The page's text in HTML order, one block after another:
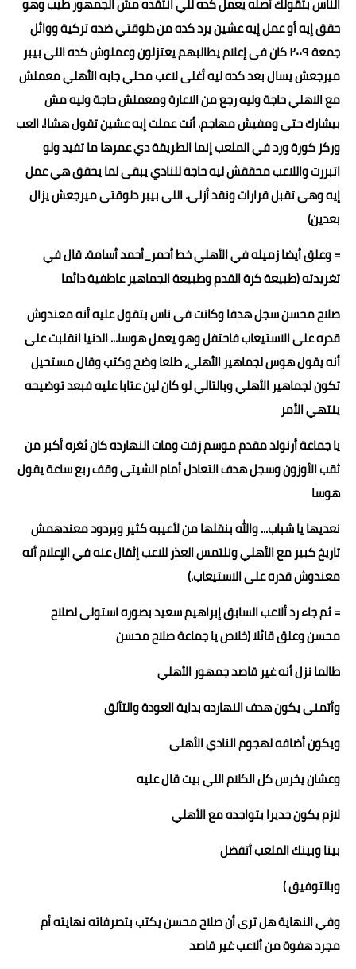
الناس بتقولك أصله يعمل كده للي انتقده مش الجمهور طيب وهو
حقق إيه أو عمل إيه عشين يرد كده من دلوقتي ضده تركية ووائل
جمعة ٢٠٠٩ كان في إعلام يطالبهم يعتزلون وعملوش كده اللي بيبر
ميرجعش يسال بعد كده ليه أغلى لاعب محلي جابه الأهلي معملش
مع الاهلي حاجة وليه رجع من الاعارة ومعملش حاجة وليه مش
بيشارك حتى ومفيش مهاجم. أنت عملت إيه عشين تقول هشا!. العب
وركز كورة ورد في الملعب إنما الطريقة دي عمرها ما تفيد ولو
اتبررت واللاعب محققش ليه حاجة للنادي يبقى لما يحقق هي عمل
إيه وهي تقبل قرارات ونقد أزلي. اللي بيبر دلوقتي ميرجعش يزال
بعدين)
= وعلق أيضا زميله في الأهلي خط أحمر_أحمد أسامة. قال في
تغريدته (طبيعة كرة القدم وطبيعة الجماهير عاطفية دائما
صلاح محسن سجل هدفا وكانت في ناس بتقول عليه أنه معندوش
قدره على الاستيعاب فاحتفل وهو يعمل هوسا... الدنيا انقلبت على
أنه يقول هوس لجماهير الأهلي، طلعا وضح وكتب وقال مستحيل
تكون لجماهير الأهلي وبالتالي لو كان لين عتابا عليه فبعد توضيحه
ينتهي الأمر
يا جماعة أرنولد مقدم موسم زفت ومات النهارده كان ثغره أكبر من
ثقب الأوزون وسجل هدف التعادل أمام الشيتي وقف ربع ساعة يقول
هوسا
نعديها يا شباب... والله بنقلها من لأعيبه كثير وبردود معندهمش
تاريخ كبير مع الأهلي ونلتمس العذر للاعب إثقال عنه في الإعلام أنه
معندوش قدره على الاستيعاب.)
= ثم جاء رد ألاعب السابق إبراهيم سعيد بصوره استولى لصلاح
محسن وعلق قائلا (خلاص يا جماعة صلاح محسن
طالما نزل أنه غير قاصد جمهور الأهلي
وأتمنى يكون هدف النهارده بداية العودة والتألق
ويكون أضافه لهجوم النادي الأهلي
وعشان يخرس كل الكلام اللي بيت قال عليه
لازم يكون جديرا بتواجده مع الأهلي
بينا وبينك الملعب أتفضل
وبالتوفيق )
وفي النهاية هل ترى أن صلاح محسن يكتب بتصرفاته نهايته أم
مجرد هفوة من ألاعب غير قاصد